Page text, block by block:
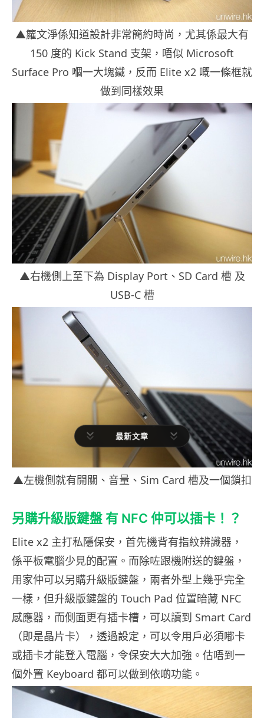
▲籮文淨係知道設計非常簡約時尚，尤其係最大有
150 度的 Kick Stand 支架，唔似 Microsoft
Surface Pro 嗰一大塊鐵，反而 Elite x2 嘅一條框就
做到同樣效果
▲右機側上至下為 Display Port、SD Card 槽 及
USB-C 槽
▲左機側就有開關、音量、Sim Card 槽及一個鎖扣
另購升級版鍵盤 有 NFC 仲可以插卡！？
Elite x2 主打私隱保安，首先機背有指紋辨識器，
係平板電腦少見的配置。而除咗跟機附送的鍵盤，
用家仲可以另購升級版鍵盤，兩者外型上幾乎完全
一樣，但升級版鍵盤的 Touch Pad 位置暗藏 NFC
感應器，而側面更有插卡槽，可以讀到 Smart Card
（即是晶片卡），透過設定，可以令用戶必須嘟卡
或插卡才能登入電腦，令保安大大加強。估唔到一
個外置 Keyboard 都可以做到依啲功能。
最新文章